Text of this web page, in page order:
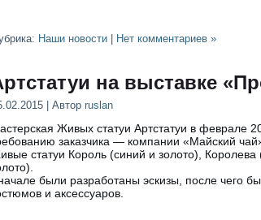
Наши новости Нет комментариев »
на выставке
| Автор ruslan
Живых статуи Артстатуи в феврале
заказчика — компании «Майский
статуи Король (синий и золото),
были разработаны эскизы, после чего
и аксессуаров.